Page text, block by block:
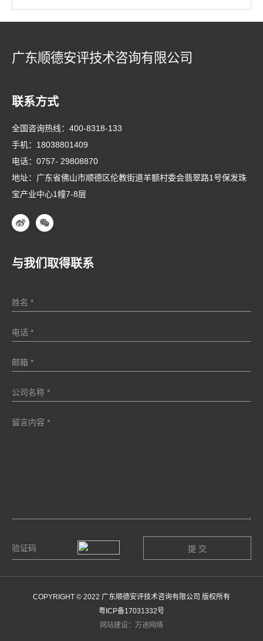
广东顺德安评技术咨询有限公司
联系方式
全国咨询热线： 400-8318-133
手机： 18038801409
电话： 0757- 29808870
地址：广东省佛山市顺德区伦教街道羊额村委会翡翠路1号保发珠
宝产业中心1幢7-8层
与我们取得联系
COPYRIGHT © 2022 广东顺德安评技术咨询有限公司 版权所有
粤ICP备17031332号
网站建设：万迪网络